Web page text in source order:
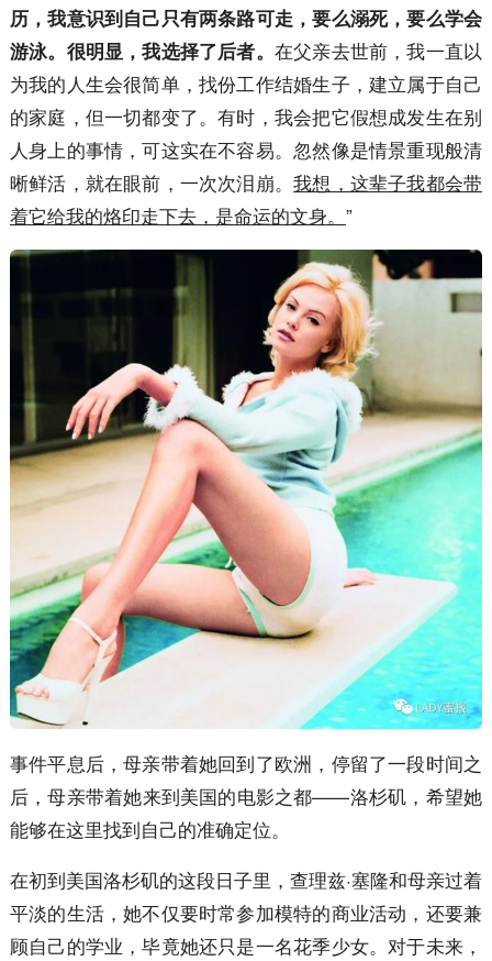
历，我意识到自己只有两条路可走，要么溺死，要么学会
游泳。很明显，我选择了后者。 在父亲去世前，我一直以
为我的人生会很简单，找份工作结婚生子，建立属于自己
的家庭，但一切都变了。有时，我会把它假想成发生在别
人身上的事情，可这实在不容易。忽然像是情景重现般清
晰鲜活，就在眼前，一次次泪崩。我想，这辈子我都会带
着它给我的烙印走下去，是命运的文身。 ”
事件平息后，母亲带着她回到了欧洲，停留了一段时间之
后，母亲带着她来到美国的电影之都——洛杉矶，希望她
能够在这里找到自己的准确定位。
在初到美国洛杉矶的这段日子里，查理兹·塞隆和母亲过着
平淡的生活，她不仅要时常参加模特的商业活动，还要兼
顾自己的学业，毕竟她还只是一名花季少女。对于未来，